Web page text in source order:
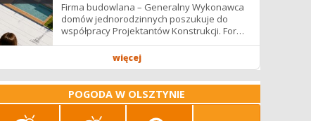
Firma budowlana – Generalny Wykonawca
domów jednorodzinnych poszukuje do
współpracy Projektantów Konstrukcji. Forma
współpracy: B2B / podwykonawstwo –
więcej
POGODA W OLSZTYNIE